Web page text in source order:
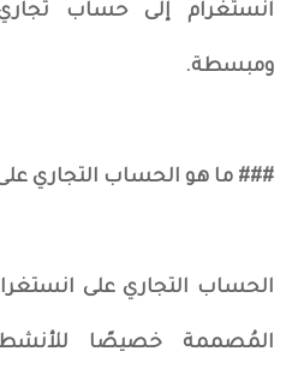
انستغرام إلى حساب
ومبسطة.
### ما هو الحساب التجاري
الحساب التجاري على
المُصممة خصيصًا للأنشطة